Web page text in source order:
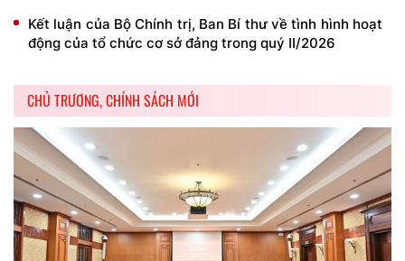
Kết luận của Bộ Chính trị, Ban Bí thư về tình hình hoạt
động của tổ chức cơ sở đảng trong quý II/2026
CHỦ TRƯƠNG, CHÍNH SÁCH MỚI